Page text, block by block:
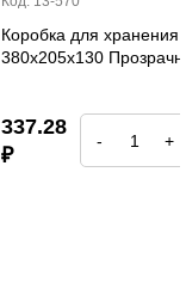
Коробка для хранения
380х205х130
337.28
₽
- +